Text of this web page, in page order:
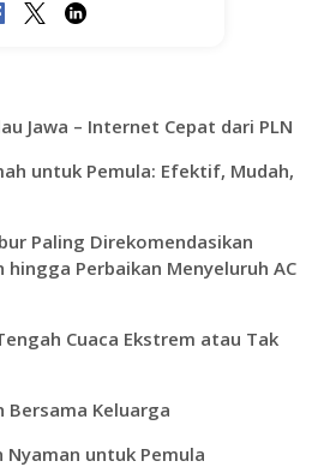
Jawa – Internet Cepat dari PLN
untuk Pemula: Efektif, Mudah,
Paling Direkomendasikan
Perbaikan Menyeluruh AC
Cuaca Ekstrem atau Tak
Bersama Keluarga
Nyaman untuk Pemula